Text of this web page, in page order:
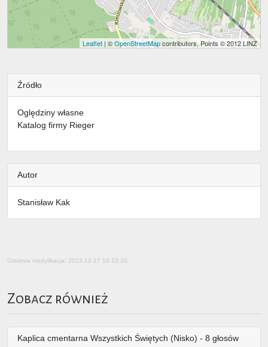
Leaflet | ©OpenStreetMapcontributors, Points © 2012 LINZ
Źródło
Oględziny własne
Katalog firmy Rieger
Autor
Stanisław Kak
Ostatnia modyfikacja: 2023-12-27 18:23:10
Zobacz również
Kaplica cmentarna Wszystkich Świętych (Nisko) - 8 głosów